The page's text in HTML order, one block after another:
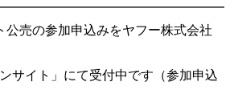
公売の参加申込みをヤフー株式会社
サイト」にて受付中です（参加申込